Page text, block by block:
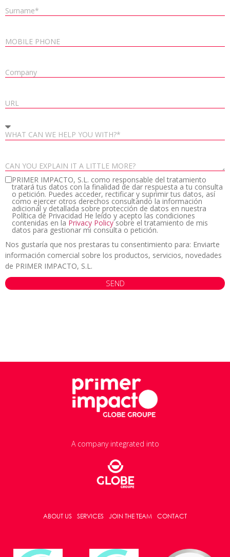
PRIMER IMPACTO, S.L. como responsable del tratamiento
tratará tus datos con la finalidad de dar respuesta a tu consulta
o petición. Puedes acceder, rectificar y suprimir tus datos, así
como ejercer otros derechos consultando la información
adicional y detallada sobre protección de datos en nuestra
Política de Privacidad He leído y acepto las condiciones
contenidas en la Privacy Policysobre el tratamiento de mis
datos para gestionar mi consulta o petición.
Nos gustaría que nos prestaras tu consentimiento para: Enviarte
información comercial sobre los productos, servicios, novedades
de PRIMER IMPACTO, S.L.
SEND
A company integrated into
ABOUT US SERVICES JOIN THE TEAM CONTACT